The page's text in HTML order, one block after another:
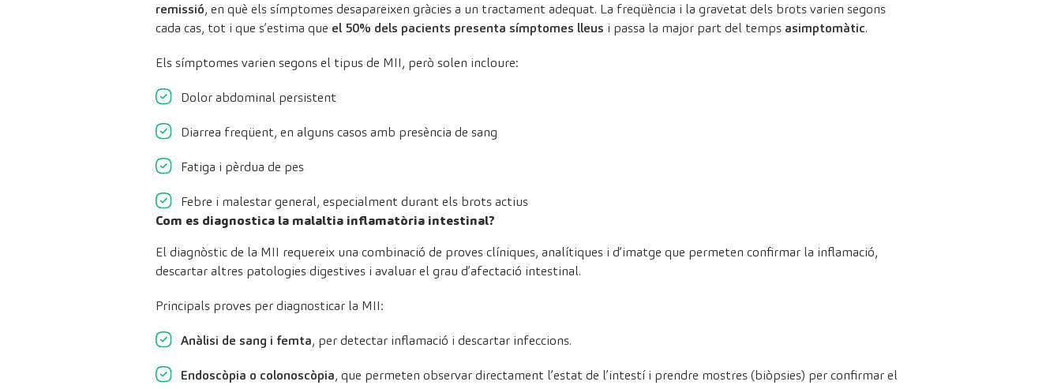
remissió, en què els símptomes desapareixen gràcies a un tractament adequat. La freqüència i la gravetat dels brots varien segons
cada cas, tot i que s’estima que el 50% dels pacients presenta símptomes lleus i passa la major part del temps asimptomàtic.
Els símptomes varien segons el tipus de MII, però solen incloure:
Dolor abdominal persistent
Diarrea freqüent, en alguns casos amb presència de sang
Fatiga i pèrdua de pes
Febre i malestar general, especialment durant els brots actius
Com es diagnostica la malaltia inflamatòria intestinal?
El diagnòstic de la MII requereix una combinació de proves clíniques, analítiques i d’imatge que permeten confirmar la inflamació,
descartar altres patologies digestives i avaluar el grau d’afectació intestinal.
Principals proves per diagnosticar la MII:
Anàlisi de sang i femta, per detectar inflamació i descartar infeccions.
Endoscòpia o colonoscòpia, que permeten observar directament l’estat de l’intestí i prendre mostres (biòpsies) per confirmar el